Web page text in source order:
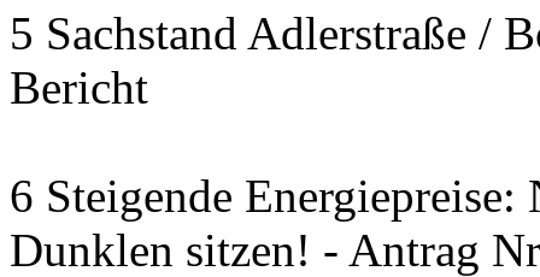
5 Sachstand Adlerstraße /
Bericht
6 Steigende
Dunklen sitzen! - Antrag